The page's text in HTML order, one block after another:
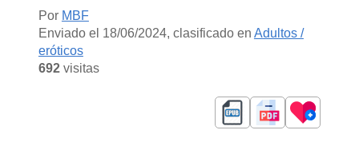
Por MBF
Enviado el 18/06/2024, clasificado en Adultos /
eróticos
692visitas